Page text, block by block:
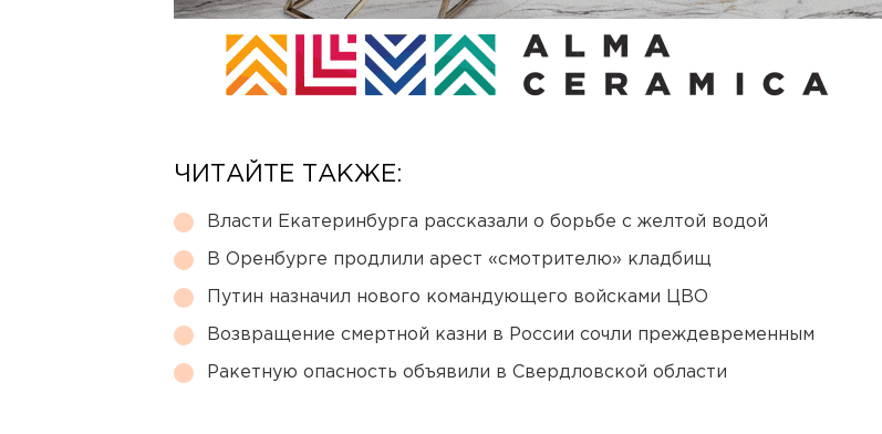
ЧИТАЙТЕ ТАКЖЕ:
Власти Екатеринбурга рассказали о борьбе с желтой водой
В Оренбурге продлили арест «смотрителю» кладбищ
Путин назначил нового командующего войсками ЦВО
Возвращение смертной казни в России сочли преждевременным
Ракетную опасность объявили в Свердловской области